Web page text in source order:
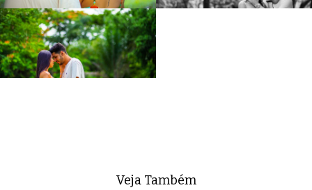
Veja Também